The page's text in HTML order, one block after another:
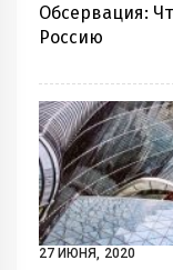
Обсервация:
Россию
27 ИЮНЯ, 2020